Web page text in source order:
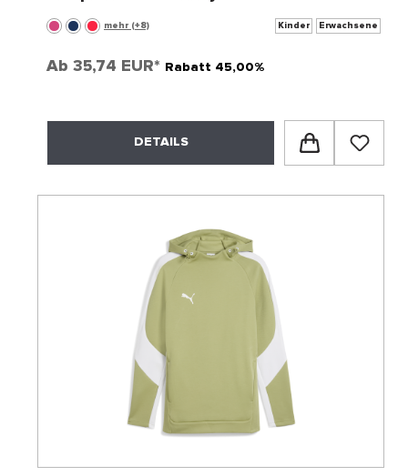
mehr (+8) Kinder Erwachsene
Ab 35,74 EUR* Rabatt 45,00%
DETAILS